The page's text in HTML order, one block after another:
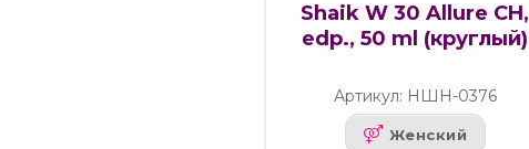
Shaik W 30 Allure CH,
edp., 50 ml (круглый)
Артикул: НШН-0376
Женский